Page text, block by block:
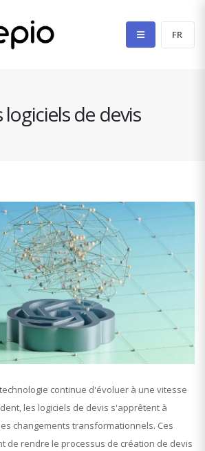
logiciels de devis
continue d'évoluer à une vitesse
les logiciels de devis s'apprêtent à
changements transformationnels. Ces
de rendre le processus de création de devis